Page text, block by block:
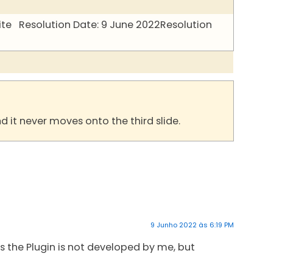
Resolution Date: 9 June 2022Resolution
it never moves onto the third slide.
9 Junho 2022 às 6:19 PM
the Plugin is not developed by me, but